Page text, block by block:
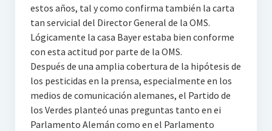
estos años, tal y como confirma también la carta
tan servicial del Director General de la OMS.
Lógicamente la casa Bayer estaba bien conforme
con esta actitud por parte de la OMS.
Después de una amplia cobertura de la hipótesis de
los pesticidas en la prensa, especialmente en los
medios de comunicación alemanes, el Partido de
los Verdes planteó unas preguntas tanto en ei
Parlamento Alemán como en el Parlamento